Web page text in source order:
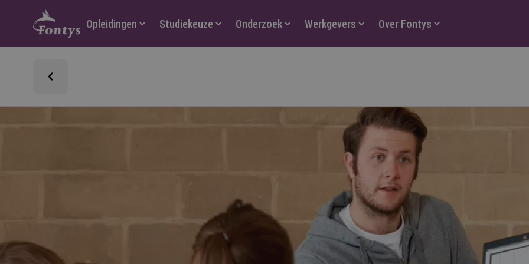
Hoofdmenu
Opleidingen Studiekeuze Onderzoek Werkgevers Over Fontys